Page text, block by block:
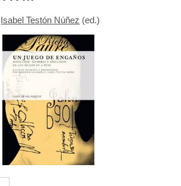
Isabel Testón Núñez (ed.)